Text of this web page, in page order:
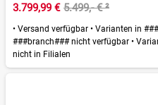
3.799,99 € 5.499,- €²
• Versand verfügbar • Varianten in
###branch### nicht verfügbar •
nicht in Filialen